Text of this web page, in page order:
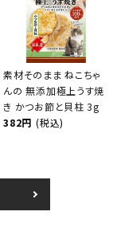
素材そのまま ねこちゃ
んの 無添加極上うす焼
き かつお節と貝柱 3g
382円 (税込)